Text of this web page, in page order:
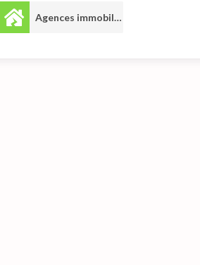
Agences immobilières